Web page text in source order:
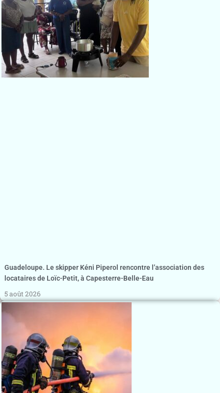
Guadeloupe. Le skipper Kéni Piperol rencontre l’association des
locataires de Loïc-Petit, à Capesterre-Belle-Eau
5 août 2026